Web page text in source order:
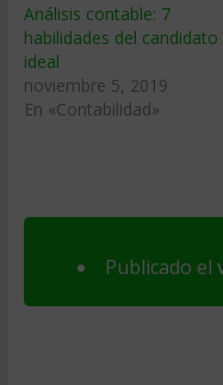
Análisis contable: 7
habilidades del candidato
ideal
noviembre 5, 2019
En «Contabilidad»
Publicado el